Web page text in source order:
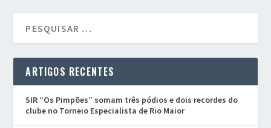
ARTIGOS RECENTES
SIR “Os Pimpões” somam três pódios e dois recordes do
clube no Torneio Especialista de Rio Maior